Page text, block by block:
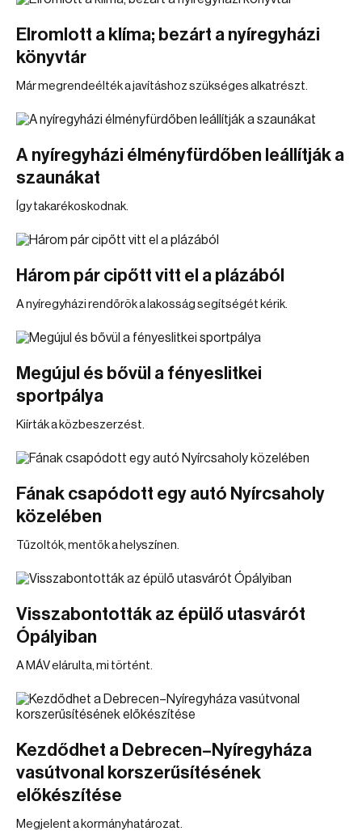
Elromlott a klíma; bezárt a nyíregyházi
könyvtár
Már megrendeélték a javításhoz szükséges alkatrészt.
A nyíregyházi élményfürdőben leállítják a
szaunákat
Így takarékoskodnak.
Három pár cipőtt vitt el a plázából
A nyíregyházi rendőrök a lakosság segítségét kérik.
Megújul és bővül a fényeslitkei
sportpálya
Kiírták a közbeszerzést.
Fának csapódott egy autó Nyírcsaholy
közelében
Tűzoltók, mentők a helyszínen.
Visszabontották az épülő utasvárót
Ópályiban
A MÁV elárulta, mi történt.
Kezdődhet a Debrecen–Nyíregyháza
vasútvonal korszerűsítésének
előkészítése
Megjelent a kormányhatározat.